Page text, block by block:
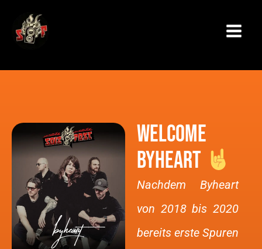
Inhalt
springen
Welcome
Byheart
Nachdem Byheart
von 2018 bis 2020
bereits erste Spuren